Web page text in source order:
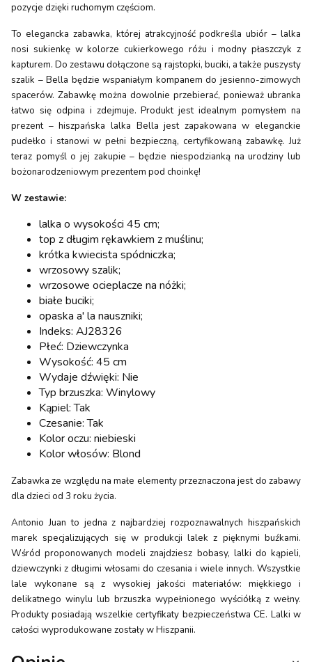
pozycje dzięki ruchomym częściom.
To elegancka zabawka, której atrakcyjność podkreśla ubiór – lalka
nosi sukienkę w kolorze cukierkowego różu i modny płaszczyk z
kapturem. Do zestawu dołączone są rajstopki, buciki, a także puszysty
szalik – Bella będzie wspaniałym kompanem do jesienno-zimowych
spacerów. Zabawkę można dowolnie przebierać, ponieważ ubranka
łatwo się odpina i zdejmuje. Produkt jest idealnym pomysłem na
prezent – hiszpańska lalka Bella jest zapakowana w eleganckie
pudełko i stanowi w pełni bezpieczną, certyfikowaną zabawkę. Już
teraz pomyśl o jej zakupie – będzie niespodzianką na urodziny lub
bożonarodzeniowym prezentem pod choinkę!
W zestawie:
lalka o wysokości 45 cm;
top z długim rękawkiem z muślinu;
krótka kwiecista spódniczka;
wrzosowy szalik;
wrzosowe ocieplacze na nóżki;
białe buciki;
opaska a' la nauszniki;
Indeks: AJ28326
Płeć: Dziewczynka
Wysokość: 45 cm
Wydaje dźwięki: Nie
Typ brzuszka: Winylowy
Kąpiel: Tak
Czesanie: Tak
Kolor oczu: niebieski
Kolor włosów: Blond
Zabawka ze względu na małe elementy przeznaczona jest do zabawy
dla dzieci od 3 roku życia.
Antonio Juan to jedna z najbardziej rozpoznawalnych hiszpańskich
marek specjalizujących się w produkcji lalek z pięknymi buźkami.
Wśród proponowanych modeli znajdziesz bobasy, lalki do kąpieli,
dziewczynki z długimi włosami do czesania i wiele innych. Wszystkie
lale wykonane są z wysokiej jakości materiałów: miękkiego i
delikatnego winylu lub brzuszka wypełnionego wyściółką z wełny.
Produkty posiadają wszelkie certyfikaty bezpieczeństwa CE. Lalki w
całości wyprodukowane zostały w Hiszpanii.